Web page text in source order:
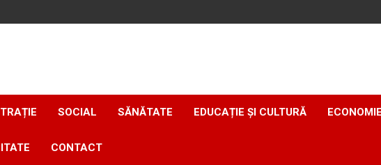
SOCIAL SĂNĂTATE EDUCAȚIE ȘI CULTURĂ ECONOMIE
CONTACT